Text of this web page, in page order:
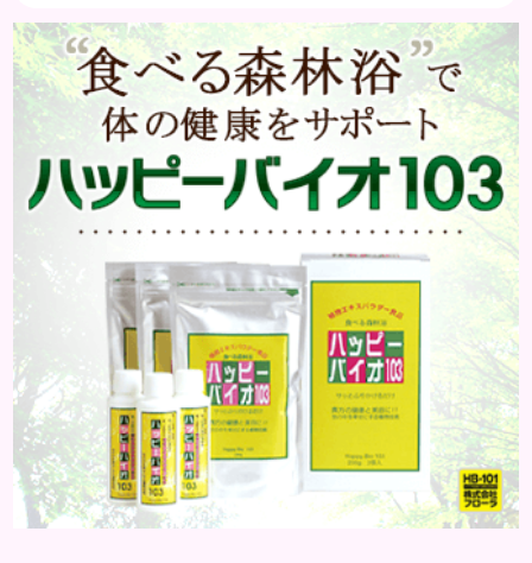
トレス ストレスを多く感じると、交感神経が優位に
働きます。そのため、皮脂の分泌量が増えて炎症が起
きやすくなります。さらに、血行不良になり栄養が行
き届きません。ストレス解消は、頭皮の健康に大切
です。 アトピー性皮膚炎 頭皮が赤い状態は、アトピ
ー皮膚炎の可能...